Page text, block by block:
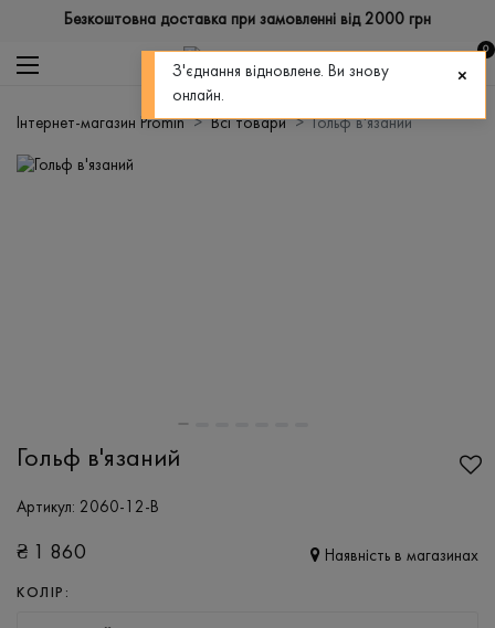
Безкоштовна доставка при замовленні від 2000 грн
0
Інтернет-магазин Promin Всі товари Гольф в'язаний
Гольф в'язаний
Артикул: 2060-12-B
₴ 1 860 Наявність в магазинах
КОЛІР:
З'єднання відновлене. Ви знову
онлайн.